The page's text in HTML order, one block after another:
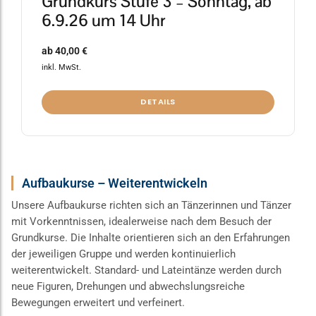
6.9.26 um 14 Uhr
ab40,00€
inkl. MwSt.
DETAILS
Aufbaukurse – Weiterentwickeln
Unsere Aufbaukurse richten sich an Tänzerinnen und Tänzer
mit Vorkenntnissen, idealerweise nach dem Besuch der
Grundkurse. Die Inhalte orientieren sich an den Erfahrungen
der jeweiligen Gruppe und werden kontinuierlich
weiterentwickelt. Standard- und Lateintänze werden durch
neue Figuren, Drehungen und abwechslungsreiche
Bewegungen erweitert und verfeinert.